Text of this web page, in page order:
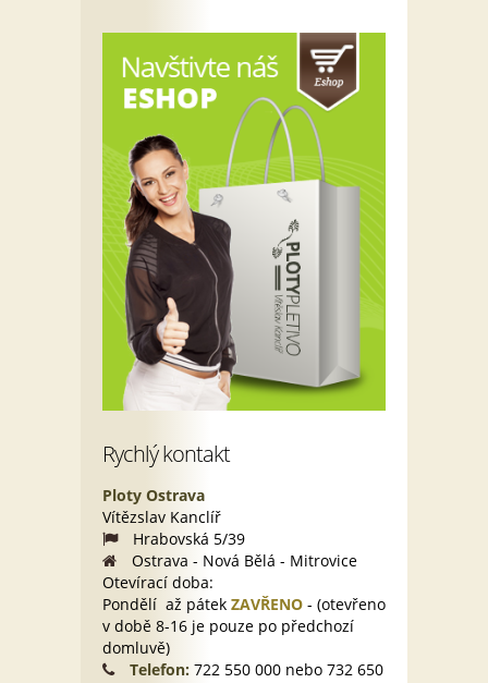
Rychlý kontakt
Ploty Ostrava
Vítězslav Kanclíř
Hrabovská 5/39
Ostrava - Nová Bělá - Mitrovice
Otevírací doba:
Pondělí až pátek ZAVŘENO - (otevřeno
v době 8-16 je pouze po předchozí
domluvě)
Telefon: 722 550 000 nebo 732 650